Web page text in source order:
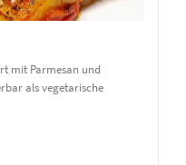
mit Parmesan und
als vegetarische